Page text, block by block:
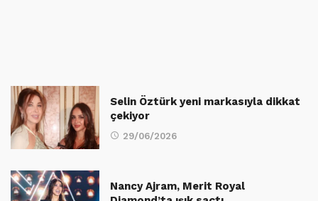
Selin Öztürk yeni markasıyla dikkat
çekiyor
29/06/2026
Nancy Ajram, Merit Royal